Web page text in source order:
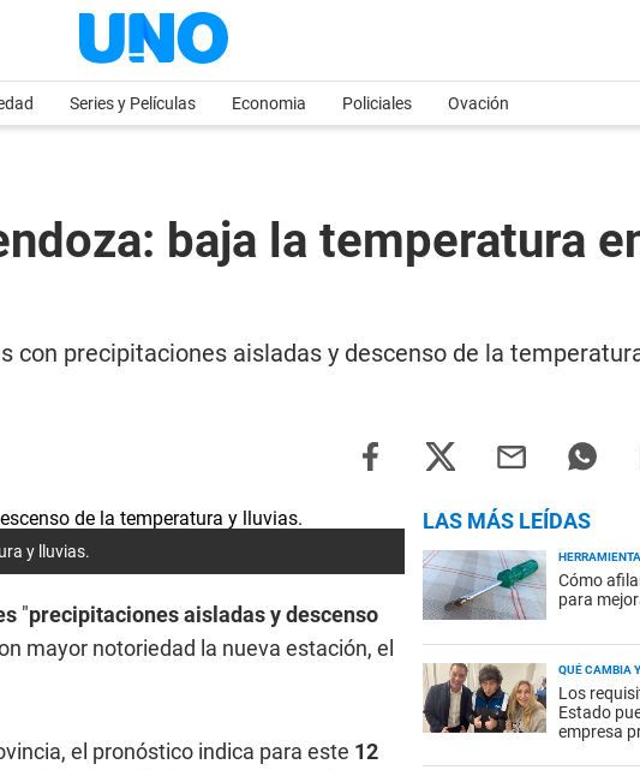
Series y Películas Economia Policiales Ovación
baja la temperatura
precipitaciones aisladas y descenso de la
y lluvias.
"precipitaciones aisladas y descenso
mayor notoriedad la nueva estación, el
el pronóstico indica para este 12
LAS MÁS LEÍDAS
Cómo
para
QUÉ CAMBIA
Los
Estado
empresa